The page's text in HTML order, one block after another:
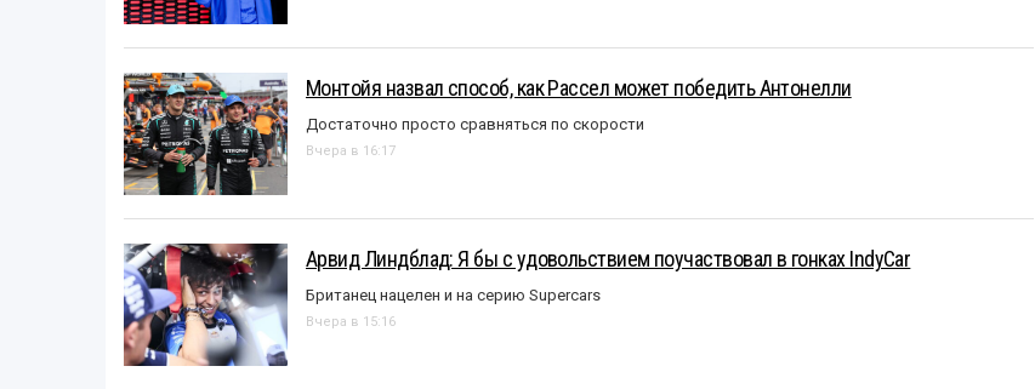
Монтойя назвал способ, как Рассел может победить Антонелли
Достаточно просто сравняться по скорости
Вчера в 16:17
Арвид Линдблад: Я бы с удовольствием поучаствовал в гонках IndyCar
Британец нацелен и на серию Supercars
Вчера в 15:16